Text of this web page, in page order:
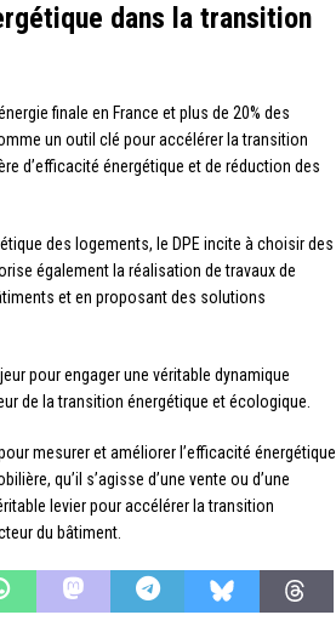
dans la transition
finale en France et plus de 20% des
un outil clé pour accélérer la transition
d’efficacité énergétique et de réduction des
des logements, le DPE incite à choisir des
également la réalisation de travaux de
et en proposant des solutions
pour engager une véritable dynamique
de la transition énergétique et écologique.
mesurer et améliorer l’efficacité énergétique
qu’il s’agisse d’une vente ou d’une
levier pour accélérer la transition
du bâtiment.